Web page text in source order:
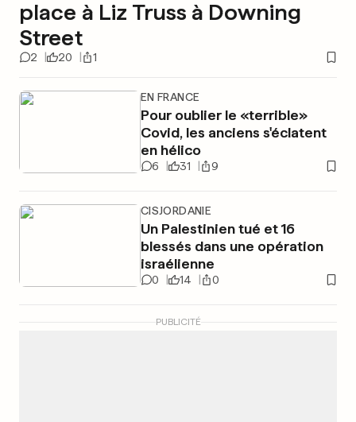
place à Liz Truss à Downing
Street
2 20 1
EN FRANCE
Pour oublier le «terrible»
Covid, les anciens s'éclatent
en hélico
6 31 9
CISJORDANIE
Un Palestinien tué et 16
blessés dans une opération
israélienne
0 14 0
PUBLICITÉ